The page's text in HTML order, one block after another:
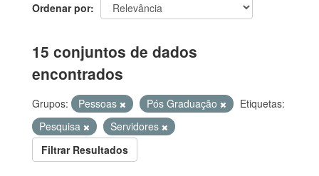
Ordenar por
15 conjuntos de dados
encontrados
Grupos: Pessoas Pós Graduação
Etiquetas:
Pesquisa
Servidores
Filtrar Resultados